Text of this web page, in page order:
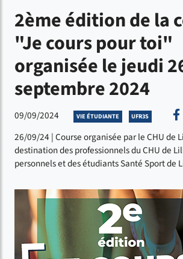
2ème édition de la
"Je cours pour toi"
organisée le jeudi
septembre 2024
09/09/2024 VIE ÉTUDIANTE UFR3S
26/09/24 | Course organisée par le CHU de
destination des professionnels du CHU de
personnels et des étudiants Santé Sport de